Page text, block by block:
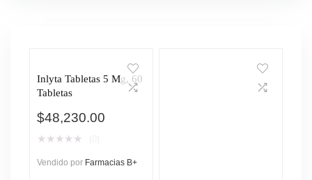
Inlyta Tabletas 5 Mg, 60
Tabletas
$48,230.00
★ ★ ★ ★ ★
Vendido por Farmacias B+